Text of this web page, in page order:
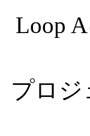
Loop
プロジ